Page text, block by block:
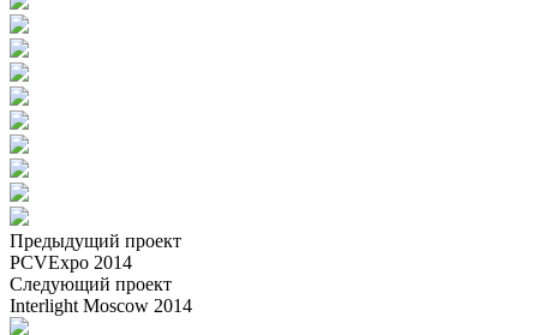
Предыдущий проект
PCVExpo 2014
Следующий проект
Interlight Moscow 2014